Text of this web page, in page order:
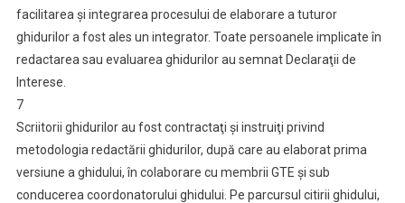
facilitarea şi integrarea procesului de elaborare a tuturor
ghidurilor a fost ales un integrator. Toate persoanele implicate în
redactarea sau evaluarea ghidurilor au semnat Declaraţii de
Interese.
7
Scriitorii ghidurilor au fost contractaţi şi instruiţi privind
metodologia redactării ghidurilor, după care au elaborat prima
versiune a ghidului, în colaborare cu membrii GTE şi sub
conducerea coordonatorului ghidului. Pe parcursul citirii ghidului,